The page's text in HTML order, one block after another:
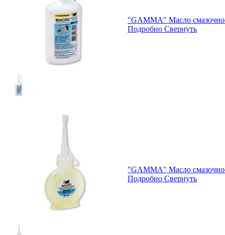
"GAMMA" Масло
Подробно Свернуть
"GAMMA" Масло
Подробно Свернуть